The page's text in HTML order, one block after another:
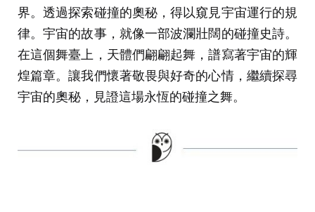
界。透過探索碰撞的奧秘，得以窺見宇宙運行的規
律。宇宙的故事，就像一部波瀾壯闊的碰撞史詩。
在這個舞臺上，天體們翩翩起舞，譜寫著宇宙的輝
煌篇章。讓我們懷著敬畏與好奇的心情，繼續探尋
宇宙的奧秘，見證這場永恆的碰撞之舞。